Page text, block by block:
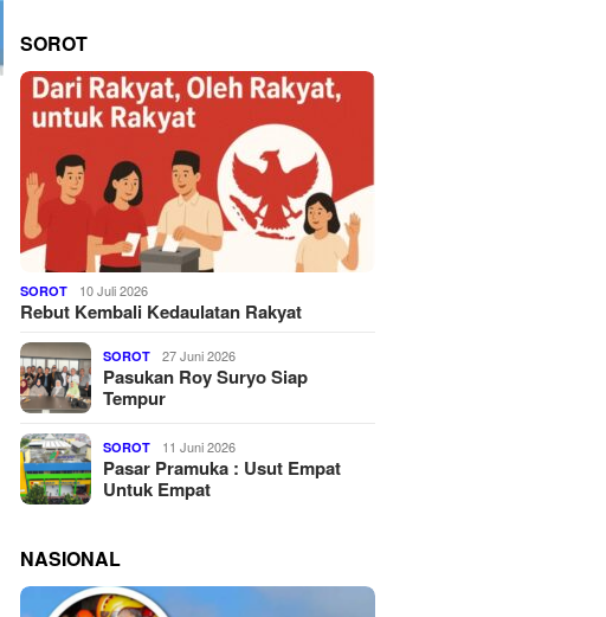
SOROT
SOROT 10 Juli 2026
Rebut Kembali Kedaulatan Rakyat
SOROT 27 Juni 2026
Pasukan Roy Suryo Siap
Tempur
SOROT 11 Juni 2026
Pasar Pramuka : Usut Empat
Untuk Empat
NASIONAL